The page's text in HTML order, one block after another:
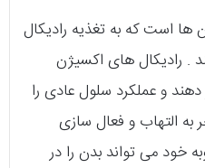
ها است که به تغذیه رادیکال
. رادیکال های اکسیژن
و عملکرد سلول عادی را
به التهاب و فعال سازی
خود می تواند بدن را در